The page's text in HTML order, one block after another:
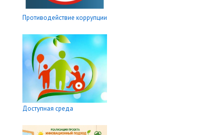
Противодействие коррупции
Доступная среда